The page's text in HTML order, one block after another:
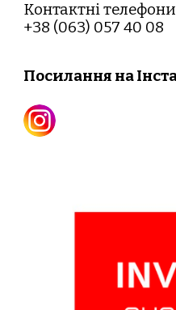
Контактні
+38 (063) 057 40 08
Посилання на